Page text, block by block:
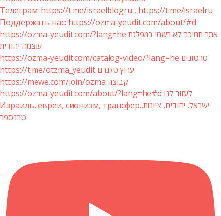
Телеграм: https://t.me/israelblogru , https://t.me/israelru
Поддержать нас: https://ozma-yeudit.com/about/#d
https://ozma-yeudit.com/?lang=he אתר תמיכה לא רשמי במפלגת
עוצמה יהודית
https://ozma-yeudit.com/catalog-video/?lang=he סרטונים
https://t.me/otzma_yeudit ערוץ טלגרם
https://mewe.com/join/ozma קבוצה
https://ozma-yeudit.com/about/?lang=he#d לעזור לנו
Израиль, евреи, сионизм, трансфер.ישראל, יהודים, ציונות,
טרנספר